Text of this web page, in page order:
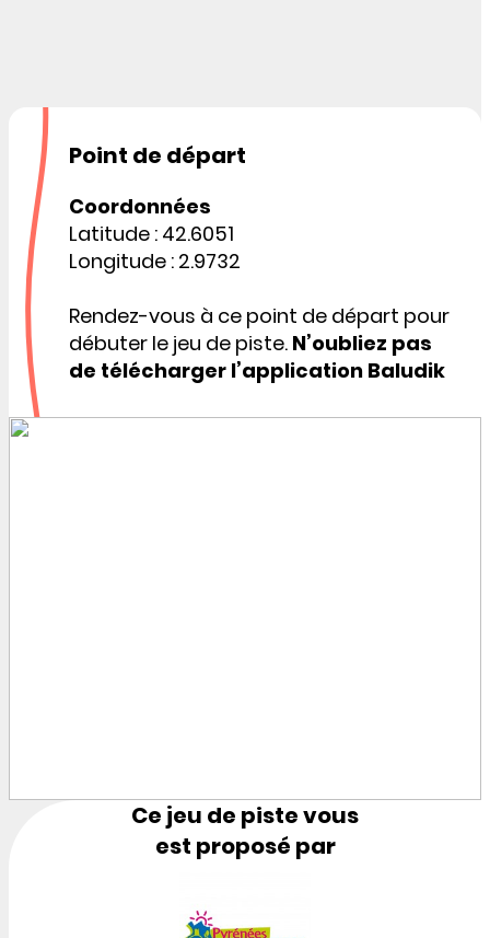
Point de départ
Coordonnées
Latitude : 42.6051
Longitude : 2.9732
Rendez-vous à ce point de départ pour
débuter le jeu de piste. N’oubliez pas
de télécharger l’application Baludik
Ce jeu de piste vous
est proposé par